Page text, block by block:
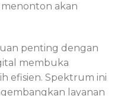
akan
penting dengan
membuka
efisien. Spektrum ini
layanan